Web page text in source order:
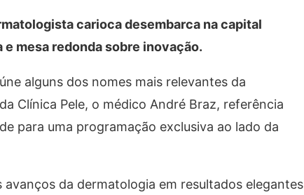
carioca desembarca na capital
mesa redonda sobre inovação.
alguns dos nomes mais relevantes da
Clínica Pele, o médico André Braz, referência
para uma programação exclusiva ao lado da
da dermatologia em resultados elegantes